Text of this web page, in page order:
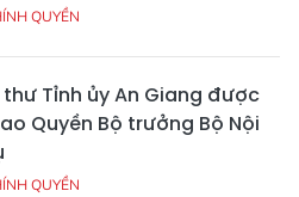
QUYỀN
thư Tỉnh ủy An Giang được
Quyền Bộ trưởng Bộ Nội
QUYỀN